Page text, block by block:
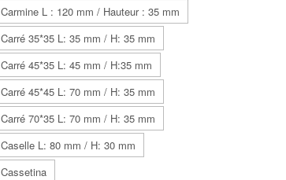
Carmine L : 120 mm / Hauteur : 35 mm
Carré 35*35 L: 35 mm / H: 35 mm
Carré 45*35 L: 45 mm / H:35 mm
Carré 45*45 L: 70 mm / H: 35 mm
Carré 70*35 L: 70 mm / H: 35 mm
Caselle L: 80 mm / H: 30 mm
Cassetina